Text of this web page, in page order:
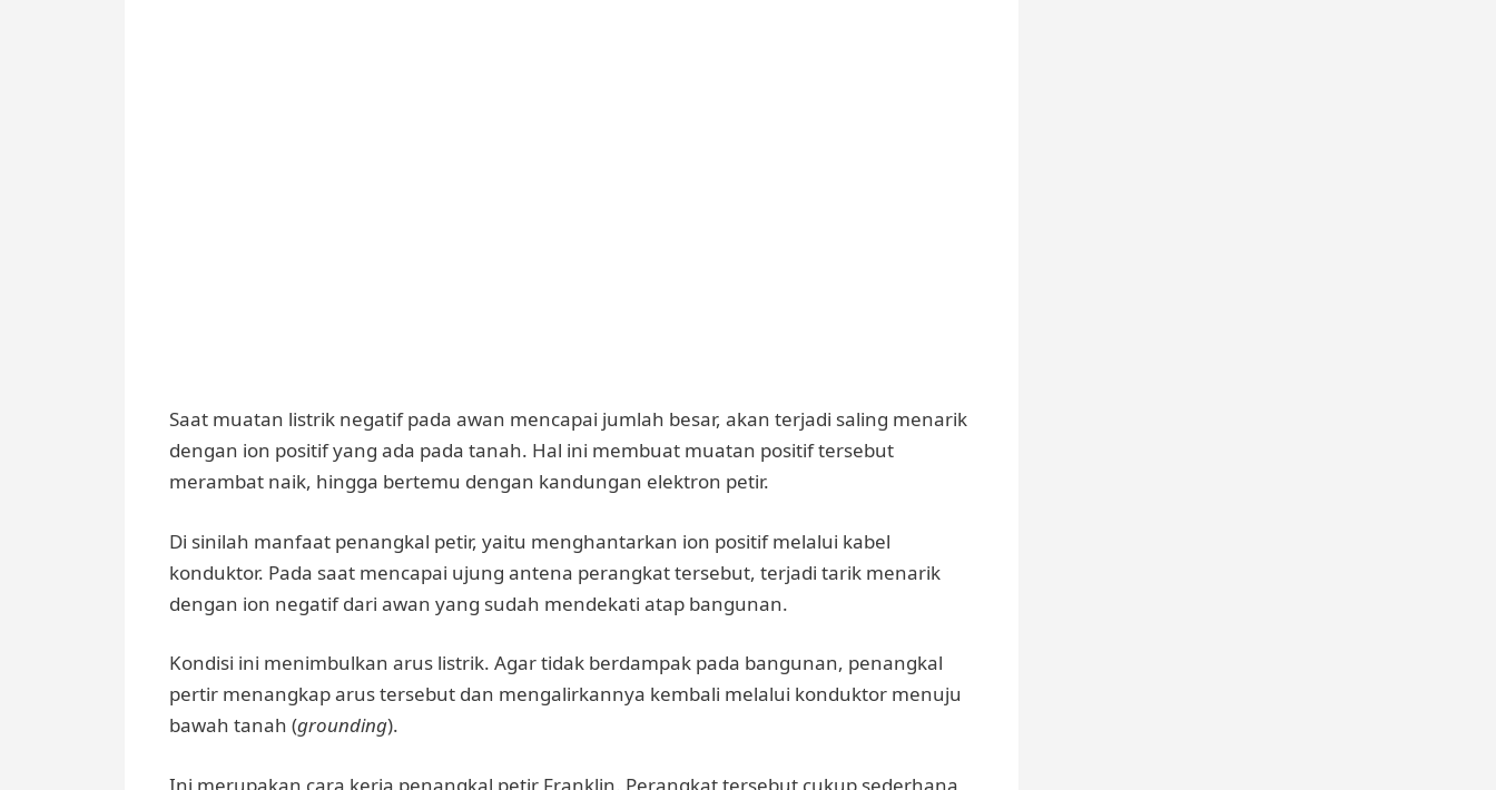
Saat muatan listrik negatif pada awan mencapai jumlah besar, akan terjadi saling menarik
dengan ion positif yang ada pada tanah. Hal ini membuat muatan positif tersebut
merambat naik, hingga bertemu dengan kandungan elektron petir.
Di sinilah manfaat penangkal petir, yaitu menghantarkan ion positif melalui kabel
konduktor. Pada saat mencapai ujung antena perangkat tersebut, terjadi tarik menarik
dengan ion negatif dari awan yang sudah mendekati atap bangunan.
Kondisi ini menimbulkan arus listrik. Agar tidak berdampak pada bangunan, penangkal
pertir menangkap arus tersebut dan mengalirkannya kembali melalui konduktor menuju
bawah tanah (grounding).
Ini merupakan cara kerja penangkal petir Franklin. Perangkat tersebut cukup sederhana